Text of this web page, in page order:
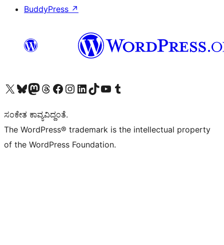
BuddyPress ↗
Visit our X (formerly Twitter) account
Visit our Bluesky account
Visit our Mastodon account
Visit our Threads account
Visit our Facebook page
Visit our Instagram account
Visit our LinkedIn account
Visit our TikTok account
Visit our YouTube channel
Visit our Tumblr account
ಸಂಕೇತ ಕಾವ್ಯವಿದ್ದಂತೆ.
The WordPress® trademark is the intellectual property
of the WordPress Foundation.